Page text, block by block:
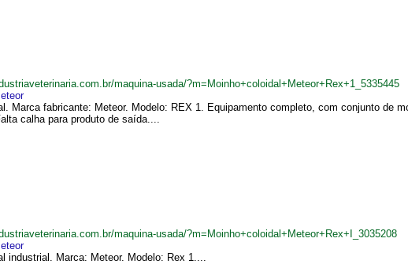
maquina-usada/?m=Moinho+coloidal+Meteor+Rex+1_5335445
Marca fabricante: Meteor. Modelo: REX 1. Equipamento completo, com conjunto de
calha para produto de saída....
maquina-usada/?m=Moinho+coloidal+Meteor+Rex+I_3035208
industrial. Marca: Meteor. Modelo: Rex 1....